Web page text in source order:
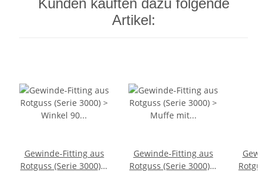
Kunden kauften dazu folgende
Artikel:
Gewinde-Fitting aus
Rotguss (Serie 3000) >
Gewinde-Fitting aus
Rotguss (Serie 3000) >